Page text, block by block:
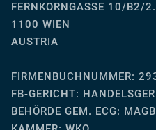
FERNKORNGASSE 10/B2/
1100 WIEN
AUSTRIA
FIRMENBUCHNUMMER:
FB-GERICHT:
BEHÖRDE GEM. ECG: